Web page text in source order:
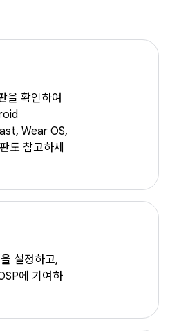
을 확인하여
Wear OS,
도 참고하세
설정하고,
에 기여하